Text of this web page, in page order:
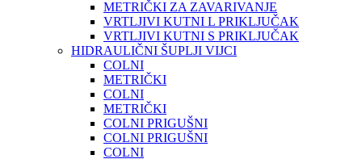
METRIČKI ZA ZAVARIVANJE
VRTLJIVI KUTNI L PRIKLJUČAK
VRTLJIVI KUTNI S PRIKLJUČAK
HIDRAULIČNI ŠUPLJI VIJCI
COLNI
METRIČKI
COLNI
METRIČKI
COLNI PRIGUŠNI
COLNI PRIGUŠNI
COLNI